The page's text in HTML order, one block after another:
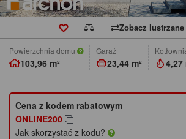
Zobacz
Powierzchnia domu
103,96 m²
Garaż
23,44 m² 4,27
Cena z kodem rabatowym
ONLINE200
Jak skorzystać z kodu?